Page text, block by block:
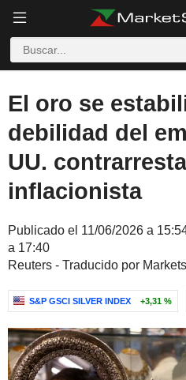
El oro se
debilidad del
UU.
inflacionista
Publicado el 11/06/2026 a
a 17:40
Reuters - Traducido por
S&P GSCI SILVER INDEX +3,31 %